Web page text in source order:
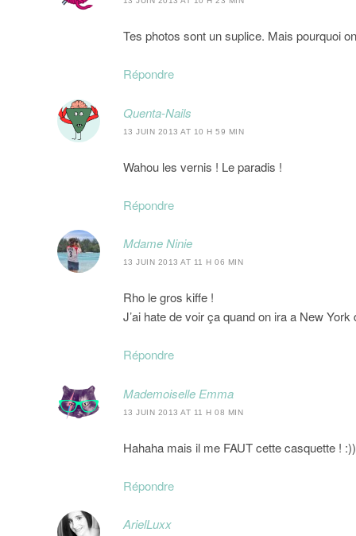
Tes photos sont un suplice. Mais pourquoi
Répondre
Quenta-Nails
13 JUIN 2013 AT 10 H 59 MIN
Wahou les vernis ! Le paradis !
Répondre
Mdame Ninie
13 JUIN 2013 AT 11 H 06 MIN
Rho le gros kiffe !
J’ai hate de voir ça quand on ira a New York
Répondre
Mademoiselle Emma
13 JUIN 2013 AT 11 H 08 MIN
Hahaha mais il me FAUT cette casquette !
Répondre
ArielLuxx